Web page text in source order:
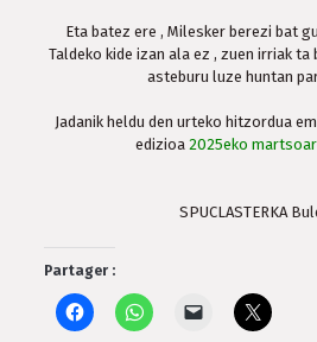
Eta batez ere , Milesker berezi bat
Taldeko kide izan ala ez , zuen irriak
asteburu luze huntan
Jadanik heldu den urteko hitzordua
edizioa 2025eko
SPUCLASTERKA
Partager :